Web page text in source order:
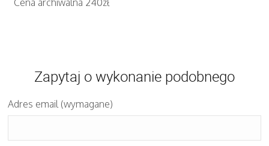
Zapytaj o wykonanie podobnego
Adres email (wymagane)